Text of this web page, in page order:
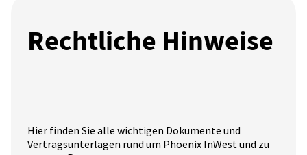
Select
Der Anlageschutz
Unternehmen
Rechtliche Hinweise
Hier finden Sie alle wichtigen Dokumente und
Vertragsunterlagen rund um Phoenix InWest und zu